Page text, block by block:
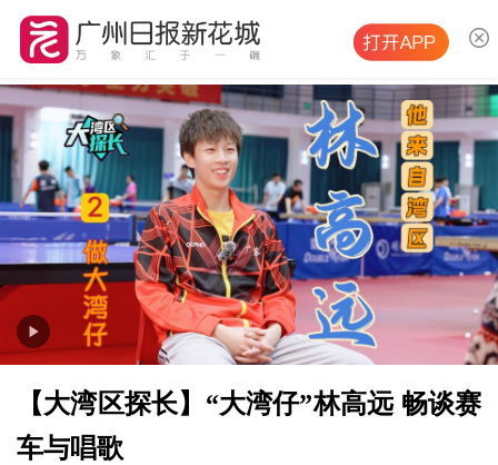
【大湾区探长】“大湾仔”林高远 畅谈赛
车与唱歌